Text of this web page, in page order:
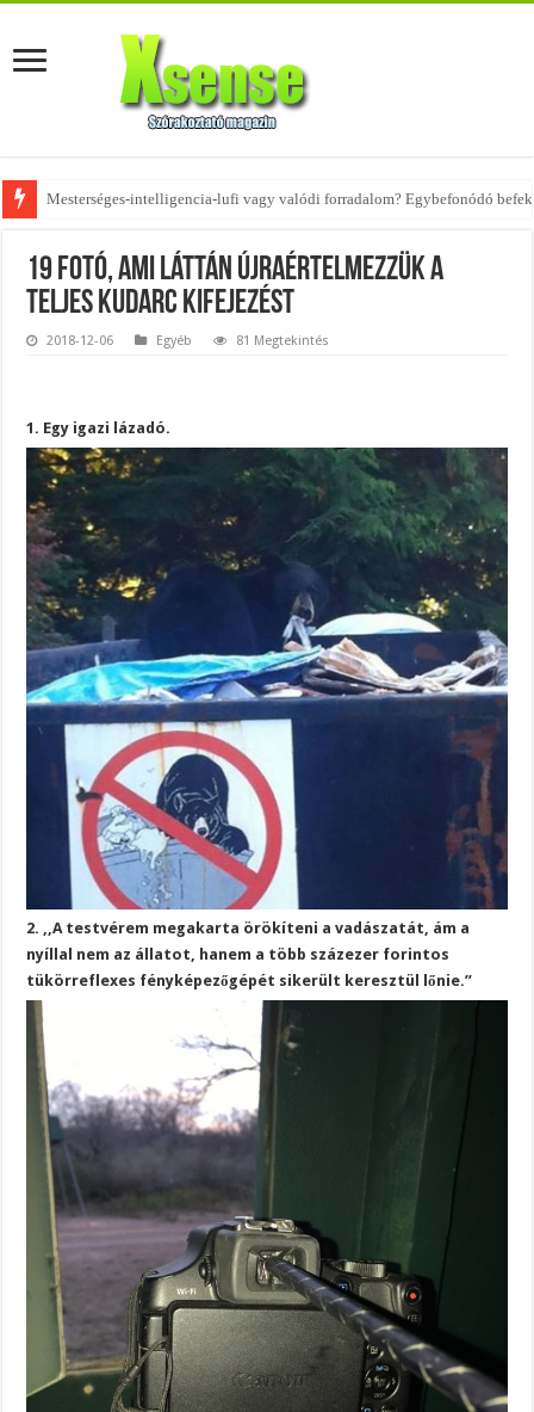
Az övtáskák továbbra is trendik – nézd meg, milyen stílusokhoz illenek!
19 fotó, ami láttán újraértelmezzük a
teljes kudarc kifejezést
2018-12-06 Egyéb 81 Megtekintés
1. Egy igazi lázadó.
2. ,,A testvérem megakarta örökíteni a vadászatát, ám a
nyíllal nem az állatot, hanem a több százezer forintos
tükörreflexes fényképezőgépét sikerült keresztül lőnie.”